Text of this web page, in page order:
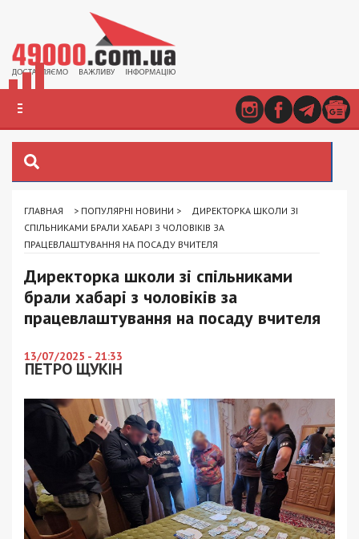
ГЛАВНАЯ > ПОПУЛЯРНІ НОВИНИ >
ДИРЕКТОРКА ШКОЛИ ЗІ
СПІЛЬНИКАМИ БРАЛИ ХАБАРІ З ЧОЛОВІКІВ ЗА
ПРАЦЕВЛАШТУВАННЯ НА ПОСАДУ ВЧИТЕЛЯ
Директорка школи зі спільниками
брали хабарі з чоловіків за
працевлаштування на посаду вчителя
13/07/2025 - 21:33
ПЕТРО ЩУКІН